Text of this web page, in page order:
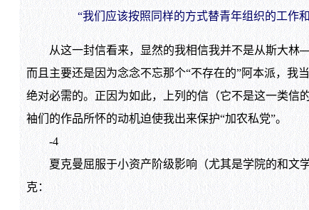
“我们应该按照同样的方式替青年组织的工作和
从这一封信看来，显然的我相信我并不是从斯大林──
而且主要还是因为念念不忘那个“不存在的”阿本派，
绝对必需的。正因为如此，上列的信（它不是这一类信
袖们的作品所怀的动机迫使我出来保护“加农私党”。
-4
夏克曼屈服于小资产阶级影响（尤其是学院的和文学
克：